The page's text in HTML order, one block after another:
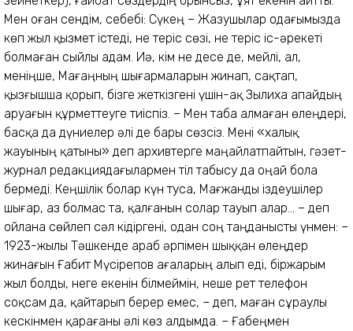
Мен оған сендім, себебі: Сүкең – Жазушылар одағымызда
көп жыл қызмет істеді, не теріс сөзі, не теріс іс-әрекеті
болмаған сыйлы адам. Иә, кім не десе де, мейлі, ал,
меніңше, Мағаңның шығармаларын жинап, сақтап,
қызғышша қорып, бізге жеткізгені үшін-ақ Зылиха апайдың
аруағын құрметтеуге тиіспіз. – Мен таба алмаған өлеңдері,
басқа да дүниелер әлі де бары сөзсіз. Мені «халық
жауының қатыны» деп архивтерге маңайлатпайтын, гәзет-
журнал редакциядағылармен тіл табысу да оңай бола
бермеді. Кеңшілік болар күн туса, Мағжанды іздеушілер
шығар, аз болмас та, қалғанын солар тауып алар... – деп
ойлана сөйлеп сәл кідіргені, одан соң таңданысты үнмен: –
1923-жылы Тәшкенде араб әрпімен шыққан өлеңдер
жинағын Ғабит Мүсірепов ағаларың алып еді, біржарым
жыл болды, неге екенін білмеймін, неше рет телефон
соқсам да, қайтарып берер емес, – деп, маған сұраулы
кескінмен қарағаны әлі көз алдымда. – Ғабеңмен